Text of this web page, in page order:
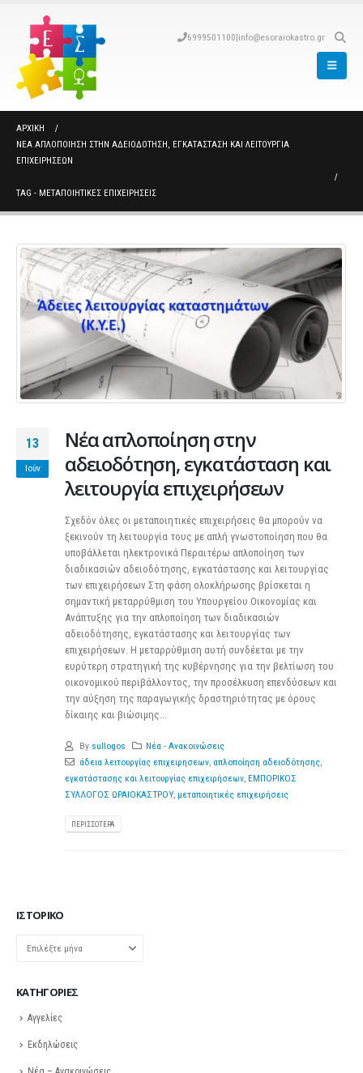
6999501100|info@esoraiokastro.gr
ΑΡΧΙΚΉ
ΝΈΑ ΑΠΛΟΠΟΊΗΣΗ ΣΤΗΝ ΑΔΕΙΟΔΌΤΗΣΗ, ΕΓΚΑΤΆΣΤΑΣΗ ΚΑΙ ΛΕΙΤΟΥΡΓΊΑ
ΕΠΙΧΕΙΡΉΣΕΩΝ
TAG - ΜΕΤΑΠΟΙΗΤΙΚΈΣ ΕΠΙΧΕΙΡΉΣΕΙΣ
13
Ιούν
Νέα απλοποίηση στην
αδειοδότηση, εγκατάσταση και
λειτουργία επιχειρήσεων
Σχεδόν όλες οι μεταποιητικές επιχειρήσεις θα μπορούν να
ξεκινούν τη λειτουργία τους με απλή γνωστοποίηση που θα
υποβάλλεται ηλεκτρονικά Περαιτέρω απλοποίηση των
διαδικασιών αδειοδότησης, εγκατάστασης και λειτουργίας
των επιχειρήσεων Στη φάση ολοκλήρωσης βρίσκεται η
σημαντική μεταρρύθμιση του Υπουργείου Οικονομίας και
Ανάπτυξης για την απλοποίηση των διαδικασιών
αδειοδότησης, εγκατάστασης και λειτουργίας των
επιχειρήσεων. Η μεταρρύθμιση αυτή συνδέεται με την
ευρύτερη στρατηγική της κυβέρνησης για την βελτίωση του
οικονομικού περιβάλλοντος, την προσέλκυση επενδύσεων και
την αύξηση της παραγωγικής δραστηριότητας με όρους
δίκαιης και βιώσιμης...
By sullogos
Νέα - Ανακοινώσεις
άδεια λειτουργίας επιχειρησεων, απλοποίηση αδειοδότησης,
εγκατάστασης και λειτουργίας επιχειρήσεων, ΕΜΠΟΡΙΚΟΣ
ΣΥΛΛΟΓΟΣ ΩΡΑΙΟΚΑΣΤΡΟΥ, μεταποιητικές επιχειρήσεις
ΠΕΡΙΣΣΌΤΕΡΑ
ΙΣΤΟΡΙΚΌ
Ιστορικό
KΑΤΗΓΟΡΊΕΣ
Αγγελίες
Εκδηλώσεις